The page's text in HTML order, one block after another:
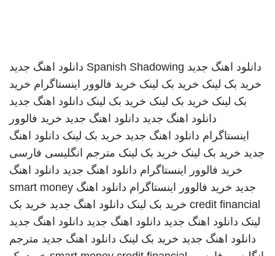
دانلود اهنگ جدید Spanish Shadowing دانلود اهنگ جدید
خرید بک لینک خرید بک لینک خرید فالوور اینستاگرام خرید
بک لینک خرید بک لینک خرید بک لینک دانلود اهنگ جدید
دانلود اهنگ جدید دانلود اهنگ جدید خرید فالوور
اینستاگرام دانلود اهنگ جدید خرید بک لینک دانلود اهنگ
جدید خرید بک لینک خرید بک لینک مترجم انگلیسی فارسی
خرید فالوور اینستاگرام دانلود اهنگ جدید دانلود اهنگ
جدید خرید فالوور اینستاگرام دانلود اهنگ smart money
credit financial خرید بک لینک دانلود اهنگ جدید خرید بک
لینک دانلود اهنگ جدید دانلود اهنگ جدید دانلود اهنگ جدید
دانلود اهنگ جدید خرید بک لینک دانلود اهنگ جدید مترجم